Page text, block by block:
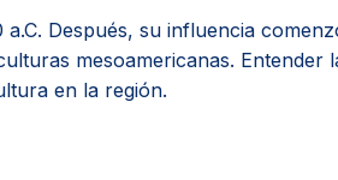
Después, su influencia
mesoamericanas. Entender
en la región.